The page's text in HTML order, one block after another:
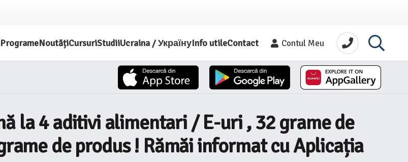
ProgrameNoutățiCursuriStudiiUcraina / УкраїнуInfo utileContact Contul Meu
la 4 aditivi alimentari / E-uri , 32 grame de
de produs ! Rămăi informat cu Aplicația